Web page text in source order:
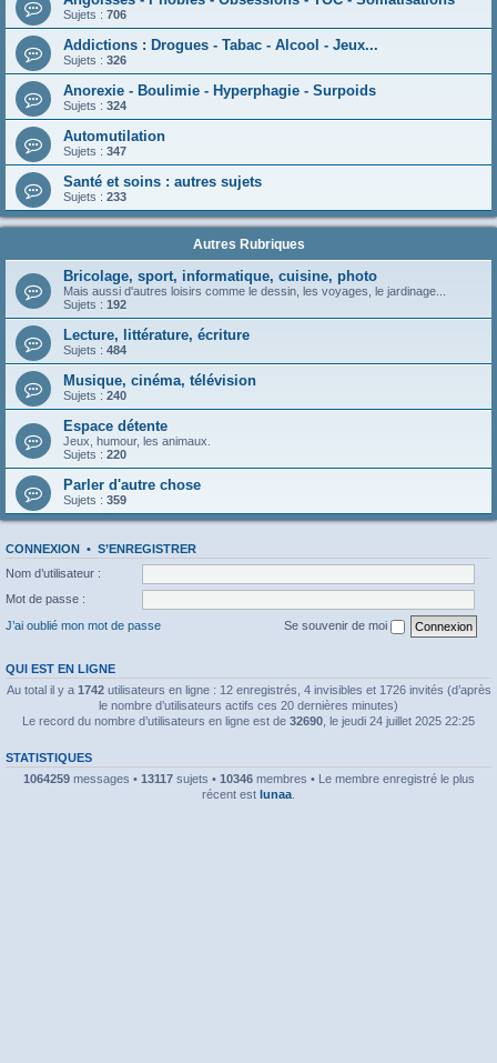
Sujets : 706
Addictions : Drogues - Tabac - Alcool - Jeux...
Sujets : 326
Anorexie - Boulimie - Hyperphagie - Surpoids
Sujets : 324
Automutilation
Sujets : 347
Santé et soins : autres sujets
Sujets : 233
Autres Rubriques
Bricolage, sport, informatique, cuisine, photo
Mais aussi d'autres loisirs comme le dessin, les voyages, le jardinage...
Sujets : 192
Lecture, littérature, écriture
Sujets : 484
Musique, cinéma, télévision
Sujets : 240
Espace détente
Jeux, humour, les animaux.
Sujets : 220
Parler d'autre chose
Sujets : 359
CONNEXION • S’ENREGISTRER
Nom d’utilisateur :
Mot de passe :
J’ai oublié mon mot de passe
Se souvenir de moi
QUI EST EN LIGNE
Au total il y a 1742utilisateurs en ligne : 12 enregistrés, 4 invisibles et 1726 invités (d’après
le nombre d’utilisateurs actifs ces 20 dernières minutes)
Le record du nombre d’utilisateurs en ligne est de 32690 , le jeudi 24 juillet 2025 22:25
STATISTIQUES
1064259messages • 13117sujets • 10346membres • Le membre enregistré le plus
récent est lunaa